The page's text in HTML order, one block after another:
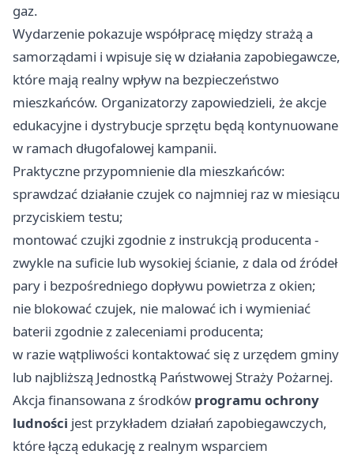
gaz.
Wydarzenie pokazuje współpracę między strażą a
samorządami i wpisuje się w działania zapobiegawcze,
które mają realny wpływ na bezpieczeństwo
mieszkańców. Organizatorzy zapowiedzieli, że akcje
edukacyjne i dystrybucje sprzętu będą kontynuowane
w ramach długofalowej kampanii.
Praktyczne przypomnienie dla mieszkańców:
sprawdzać działanie czujek co najmniej raz w miesiącu
przyciskiem testu;
montować czujki zgodnie z instrukcją producenta -
zwykle na suficie lub wysokiej ścianie, z dala od źródeł
pary i bezpośredniego dopływu powietrza z okien;
nie blokować czujek, nie malować ich i wymieniać
baterii zgodnie z zaleceniami producenta;
w razie wątpliwości kontaktować się z urzędem gminy
lub najbliższą Jednostką Państwowej Straży Pożarnej.
Akcja finansowana z środków programu ochrony
ludności jest przykładem działań zapobiegawczych,
które łączą edukację z realnym wsparciem